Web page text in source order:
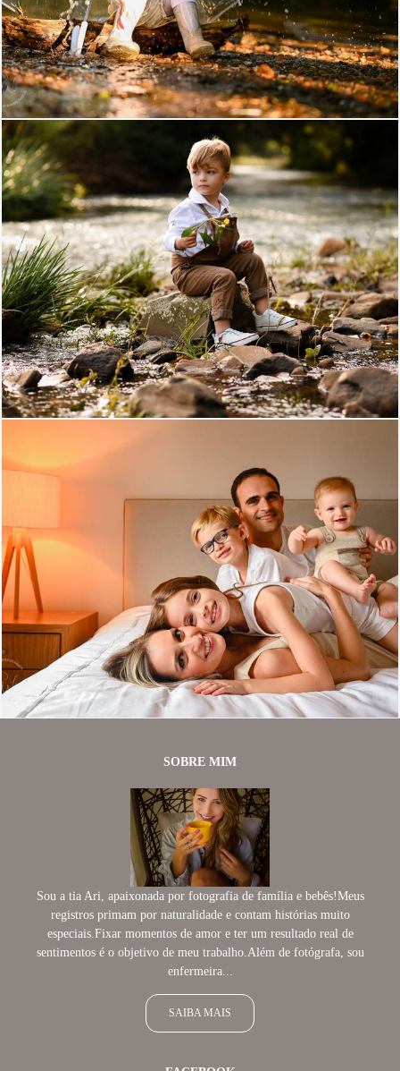
333 116
875 0
346 0
SOBRE MIM
Sou a tia Ari, apaixonada por fotografia de família e bebês!Meus
registros primam por naturalidade e contam histórias muito
especiais.Fixar momentos de amor e ter um resultado real de
sentimentos é o objetivo de meu trabalho.Além de fotógrafa, sou
enfermeira...
SAIBA MAIS